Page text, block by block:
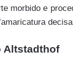
morbido e
Altstadthof